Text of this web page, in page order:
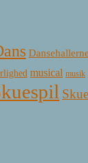
Dansehallerne
musical musik